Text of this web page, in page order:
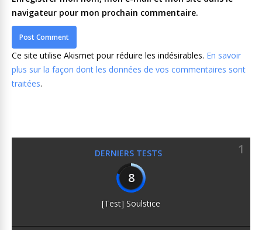
navigateur pour mon prochain commentaire.
Ce site utilise Akismet pour réduire les indésirables. En savoir
plus sur la façon dont les données de vos commentaires sont
traitées.
DERNIERS TESTS
1
8
[Test] Soulstice